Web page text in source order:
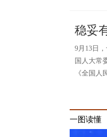
稳妥
9月13日
国人大常
《全国
一图读懂